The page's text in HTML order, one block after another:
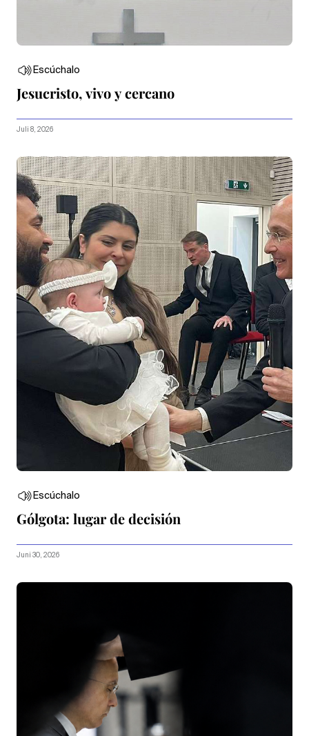
Escúchalo
Jesucristo, vivo y cercano
Juli 8, 2026
Escúchalo
Gólgota: lugar de decisión
Juni 30, 2026